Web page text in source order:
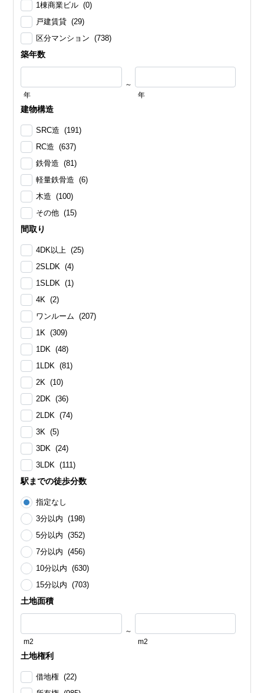
1棟商業ビル (0)
戸建賃貸 (29)
区分マンション (738)
築年数
年
～
年
建物構造
SRC造 (191)
RC造 (637)
鉄骨造 (81)
軽量鉄骨造 (6)
木造 (100)
その他 (15)
間取り
4DK以上 (25)
2SLDK (4)
1SLDK (1)
4K (2)
ワンルーム (207)
1K (309)
1DK (48)
1LDK (81)
2K (10)
2DK (36)
2LDK (74)
3K (5)
3DK (24)
3LDK (111)
駅までの徒歩分数
指定なし
3分以内 (198)
5分以内 (352)
7分以内 (456)
10分以内 (630)
15分以内 (703)
土地面積
m2
～
m2
土地権利
借地権 (22)